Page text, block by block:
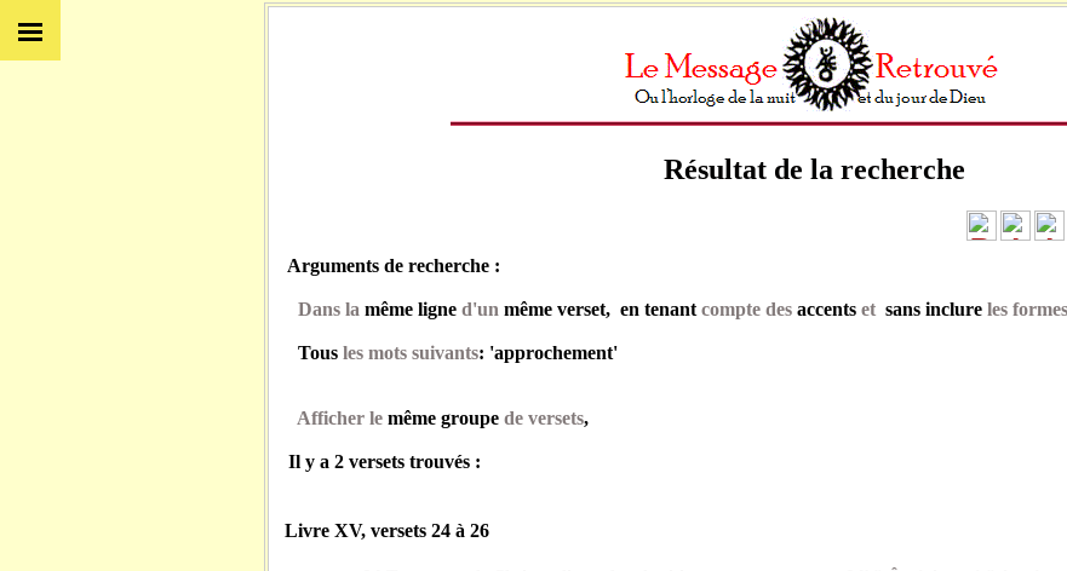
Résultat de la recherche
Arguments de recherche :
Dans la même ligne d'un même verset, en tenantcompte des accents et sans inclureles formes
Tous les mots suivants: 'approchement'
Afficher le même groupede versets,
Il y a 2 versets trouvés :
Livre XV, versets 24 à 26